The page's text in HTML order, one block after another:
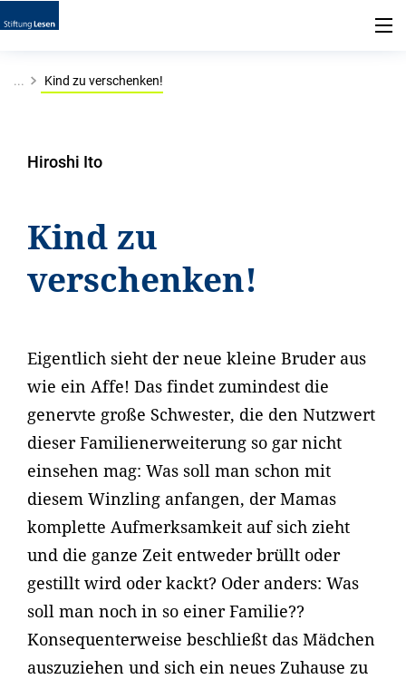
... Kind zu verschenken!
Hiroshi Ito
Kind zu
verschenken!
Eigentlich sieht der neue kleine Bruder aus
wie ein Affe! Das findet zumindest die
genervte große Schwester, die den Nutzwert
dieser Familienerweiterung so gar nicht
einsehen mag: Was soll man schon mit
diesem Winzling anfangen, der Mamas
komplette Aufmerksamkeit auf sich zieht
und die ganze Zeit entweder brüllt oder
gestillt wird oder kackt? Oder anders: Was
soll man noch in so einer Familie??
Konsequenterweise beschließt das Mädchen
auszuziehen und sich ein neues Zuhause zu